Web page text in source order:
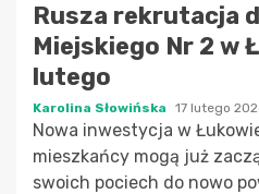
Rusza rekrutacja
Miejskiego Nr 2 w
lutego
Karolina Słowińska 17 lutego
Nowa inwestycja w
mieszkańcy mogą już
swoich pociech do nowo